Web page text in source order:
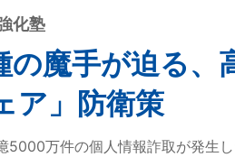
魔手が迫る、
ア」防衛策
化塾
5000万件の個人情報詐取が発生